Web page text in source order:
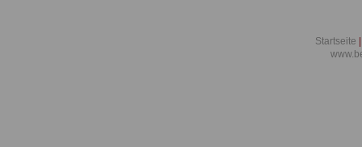
Startseite